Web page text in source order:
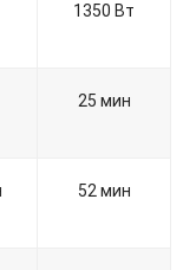
1350 Вт
25 мин
52 мин